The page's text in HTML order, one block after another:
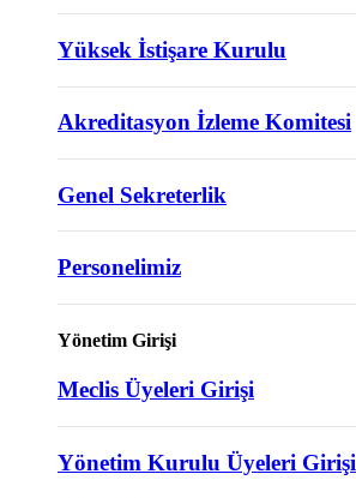
Yüksek İstişare Kurulu
Akreditasyon İzleme Komitesi
Genel Sekreterlik
Personelimiz
Yönetim Girişi
Meclis Üyeleri Girişi
Yönetim Kurulu Üyeleri Girişi